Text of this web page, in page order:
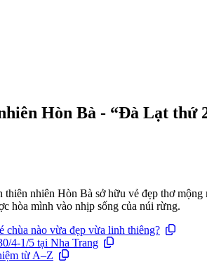
Hòn Bà - “Đà Lạt thứ
nhiên Hòn Bà sở hữu vẻ đẹp thơ
hòa mình vào nhịp sống của núi rừng.
chùa nào vừa đẹp vừa linh thiêng?
4-1/5 tại Nha Trang
từ A–Z